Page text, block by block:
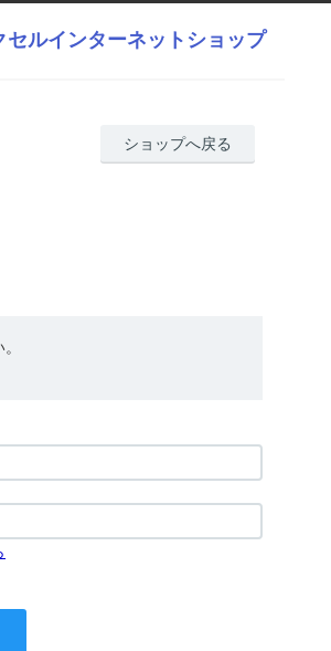
ルインターネットショップ
ショップへ戻る